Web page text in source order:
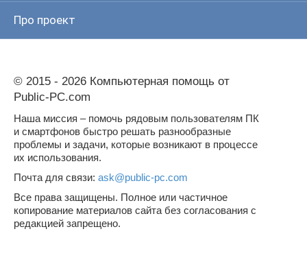
Про проект
© 2015 - 2026 Компьютерная помощь от
Public-PC.com
Наша миссия – помочь рядовым пользователям ПК
и смартфонов быстро решать разнообразные
проблемы и задачи, которые возникают в процессе
их использования.
Почта для связи: ask@public-pc.com
Все права защищены. Полное или частичное
копирование материалов сайта без согласования с
редакцией запрещено.